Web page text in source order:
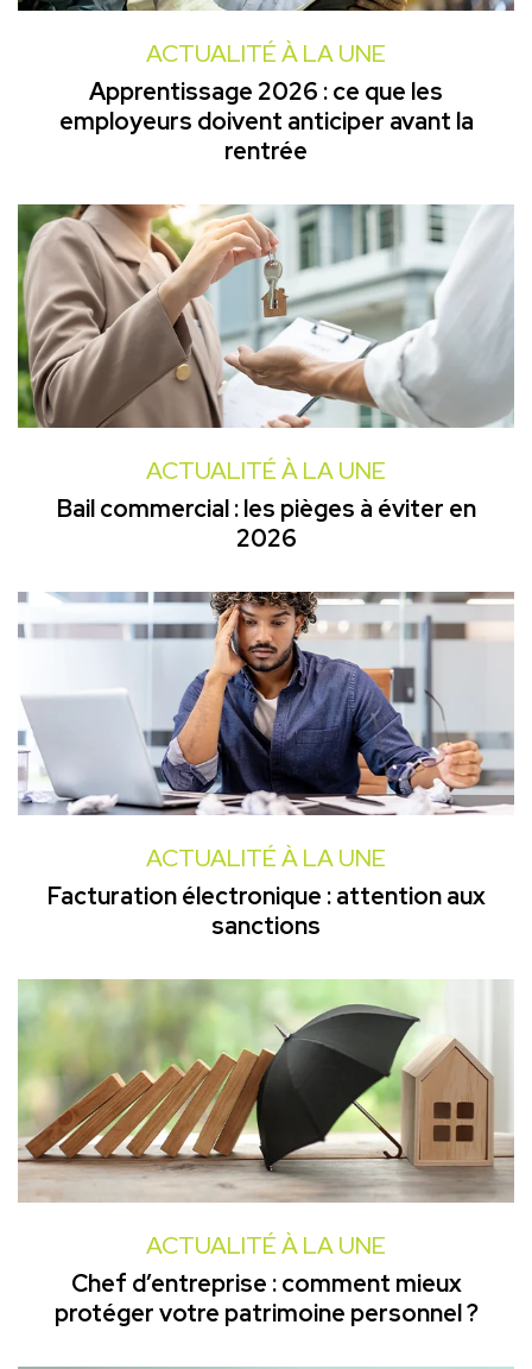
ACTUALITÉ À LA UNE
Apprentissage 2026 : ce que les
employeurs doivent anticiper avant la
rentrée
ACTUALITÉ À LA UNE
Bail commercial : les pièges à éviter en
2026
ACTUALITÉ À LA UNE
Facturation électronique : attention aux
sanctions
ACTUALITÉ À LA UNE
Chef d’entreprise : comment mieux
protéger votre patrimoine personnel ?